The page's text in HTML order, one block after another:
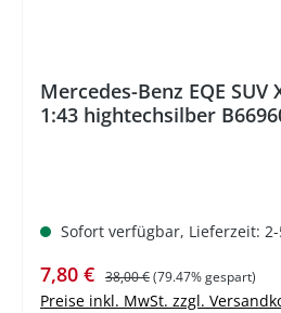
Mercedes-Benz EQE
1:43 hightechsilber
Sofort verfügbar, Lieferzeit: 2-
Verkaufspreis:
7,80 € Regulärer Preis:
38,00 €(79.47% gespart)
Preise inkl. MwSt. zzgl.